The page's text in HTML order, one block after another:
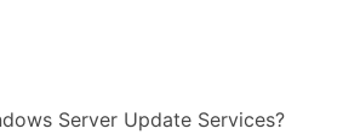
Server Update Services?